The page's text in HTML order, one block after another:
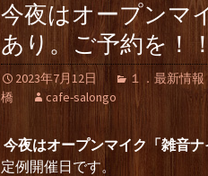
今夜はオープンマ
あり。ご予約を！
2023年7月12日 １．最新情報
橋
cafe-salongo
今夜はオープンマイク「雑音
定例開催日です。